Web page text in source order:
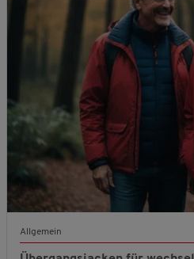
Allgemein